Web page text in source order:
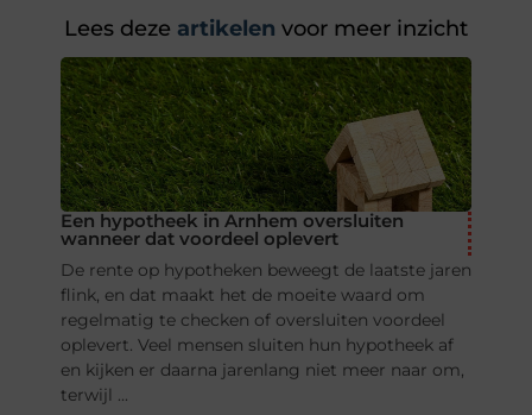
Lees deze artikelen voor meer inzicht
Een hypotheek in Arnhem oversluiten
wanneer dat voordeel oplevert
De rente op hypotheken beweegt de laatste jaren
flink, en dat maakt het de moeite waard om
regelmatig te checken of oversluiten voordeel
oplevert. Veel mensen sluiten hun hypotheek af
en kijken er daarna jarenlang niet meer naar om,
terwijl ...